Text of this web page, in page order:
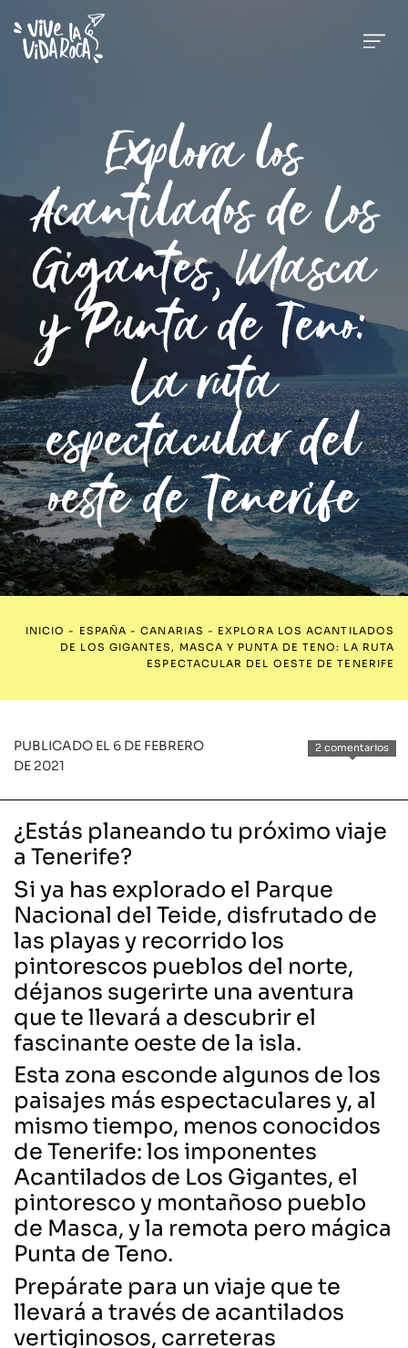
Explora los
Acantilados de Los
Gigantes, Masca
y Punta de Teno:
La ruta
espectacular del
oeste de Tenerife
INICIO - ESPAÑA -CANARIAS - EXPLORA LOS ACANTILADOS
DE LOS GIGANTES, MASCA Y PUNTA DE TENO: LA RUTA
ESPECTACULAR DEL OESTE DE TENERIFE
2 comentarios
PUBLICADO EL 6 DE FEBRERO
DE 2021
¿Estás planeando tu próximo viaje
a Tenerife?
Si ya has explorado el Parque
Nacional del Teide, disfrutado de
las playas y recorrido los
pintorescos pueblos del norte,
déjanos sugerirte una aventura
que te llevará a descubrir el
fascinante oeste de la isla.
Esta zona esconde algunos de los
paisajes más espectaculares y, al
mismo tiempo, menos conocidos
de Tenerife: los imponentes
Acantilados de Los Gigantes, el
pintoresco y montañoso pueblo
de Masca, y la remota pero mágica
Punta de Teno.
Prepárate para un viaje que te
llevará a través de acantilados
vertiginosos, carreteras